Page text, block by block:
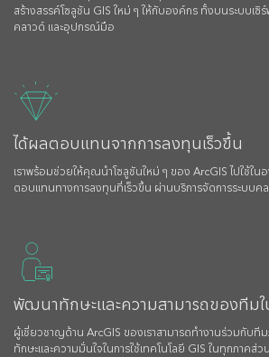
สร้างสรรค์โซลูชัน GIS ใหม่ ๆ ให้กับองค์กร ทั้งบนระบบเซิ
คลาวด์ และอุปกรณ์มือ
ได้ผลตอบแทนจากการลงทุนเร็วขึ้น
เราพร้อมช่วยให้คุณนำโซลูชันใหม่ ๆ ของ ArcGIS ไปใช้ใน
ตอบแทนทางการลงทุนที่เร็วขึ้น ผ่านบริการจัดการระบบค
พัฒนาทักษะและความสามารถของทีม
ผู้เชี่ยวชาญด้าน ArcGIS ของเราสามารถทำงานร่วมกับที
ทักษะและความมั่นใจในการใช้เทคโนโลยี GIS ในทุกภาคส่